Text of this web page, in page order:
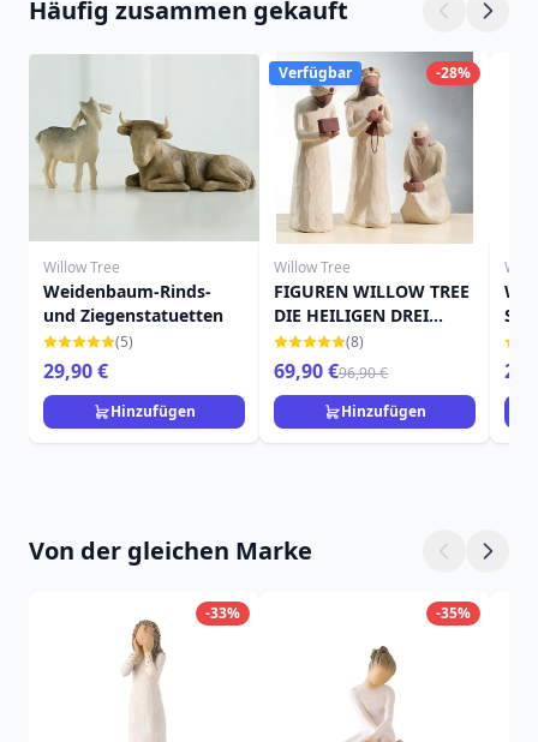
Häufig zusammen gekauft
Willow Tree
Weidenbaum-Rinds-
und Ziegenstatuetten
(5)
29,90 €
Hinzufügen
-28%
Verfügbar
Willow Tree
FIGUREN WILLOW TREE
DIE HEILIGEN DREI
KÖNIGE (8)
69,90 €96,90 €
Hinzufügen
Von der gleichen Marke
-33% -35%